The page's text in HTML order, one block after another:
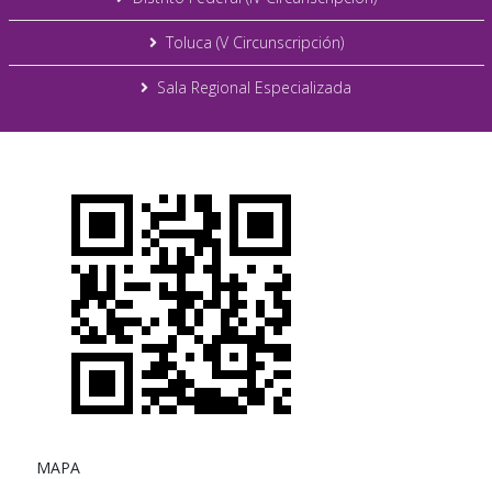
Toluca (V Circunscripción)
Sala Regional Especializada
MAPA